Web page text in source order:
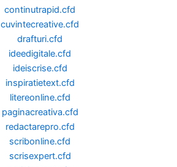
continutrapid.cfd
cuvintecreative.cfd
drafturi.cfd
ideedigitale.cfd
ideiscrise.cfd
inspiratietext.cfd
litereonline.cfd
paginacreativa.cfd
redactarepro.cfd
scribonline.cfd
scrisexpert.cfd